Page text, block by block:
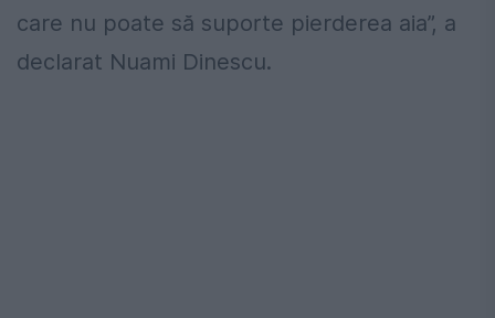
care nu poate să suporte pierderea aia”, a
declarat Nuami Dinescu.